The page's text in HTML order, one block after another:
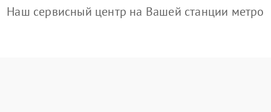
Наш сервисный центр на Вашей станции метро